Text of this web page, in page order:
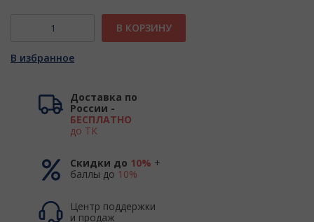
В КОРЗИНУ
В избранное
Доставка по
России -
БЕСПЛАТНО
до ТК
Скидки до 10% +
баллы до 10%
Центр поддержки
и продаж